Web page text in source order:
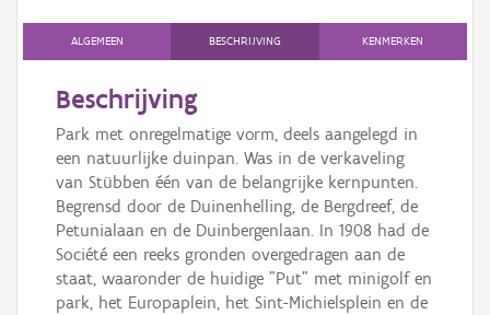
AanmeldenALGEMEEN BESCHRIJVING KENMERKEN
Beschrijving
Park met onregelmatige vorm, deels aangelegd in
een natuurlijke duinpan. Was in de verkaveling
van Stübben één van de belangrijke kernpunten.
Begrensd door de Duinenhelling, de Bergdreef, de
Petunialaan en de Duinbergenlaan. In 1908 had de
Société een reeks gronden overgedragen aan de
staat, waaronder de huidige "Put" met minigolf en
park, het Europaplein, het Sint-Michielsplein en de